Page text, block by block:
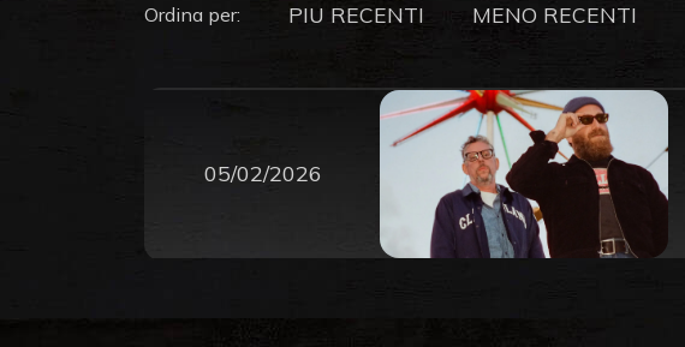
Ordina per: PIU RECENTI MENO RECENTI
05/02/2026